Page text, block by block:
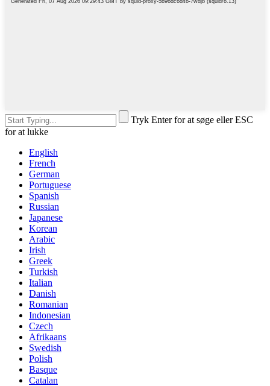
Tryk Enter for at søge eller ESC
for at lukke
English
French
German
Portuguese
Spanish
Russian
Japanese
Korean
Arabic
Irish
Greek
Turkish
Italian
Danish
Romanian
Indonesian
Czech
Afrikaans
Swedish
Polish
Basque
Catalan